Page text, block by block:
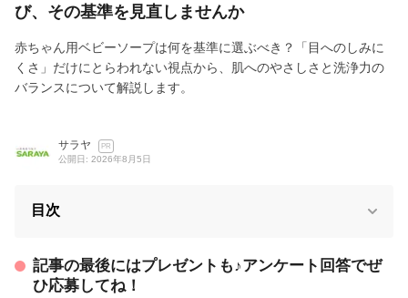
び、その基準を見直しませんか
赤ちゃん用ベビーソープは何を基準に選ぶべき？「目へのしみに
くさ」だけにとらわれない視点から、肌へのやさしさと洗浄力の
バランスについて解説します。
サラヤ PR
公開日: 2026年8月5日
目次
記事の最後にはプレゼントも♪アンケート回答でぜ
ひ応募してね！